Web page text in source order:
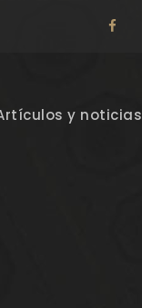
y noticias